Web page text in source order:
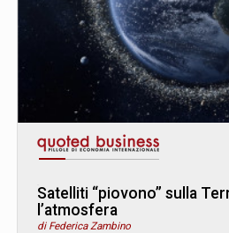
Satelliti “piovono” sulla
l’atmosfera
di Federica Zambino